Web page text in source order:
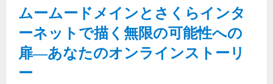
数
リ
ッ
ク
で
ク
ジ
ッ
ト
カ
ー
ムームードメインとさくらインタ
ーネットで描く無限の可能性への
扉―あなたのオンラインストーリ
ー